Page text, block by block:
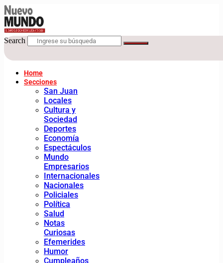
Search
Home
Secciones
San Juan
Locales
Cultura y
Sociedad
Deportes
Economía
Espectáculos
Mundo
Empresarios
Internacionales
Nacionales
Policiales
Política
Salud
Notas
Curiosas
Efemerides
Humor
Cumpleaños